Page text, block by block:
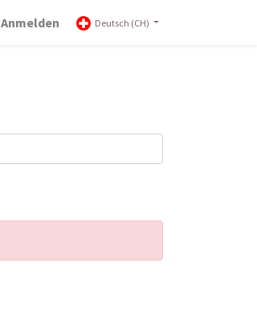
Anmelden Deutsch (CH)